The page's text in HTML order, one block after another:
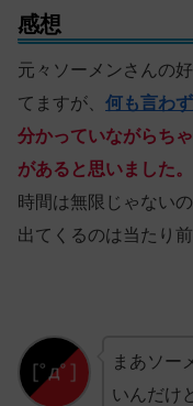
感想
元々ソーメンさんの
てますが、 何も言わ
分かっていながらち
があると思いました。
時間は無限じゃない
出てくるのは当たり
まあソー
いんだけ